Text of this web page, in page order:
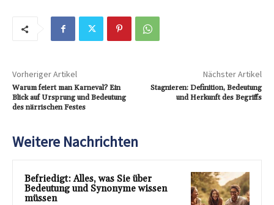
Vorheriger Artikel
Warum feiert man Karneval? Ein
Blick auf Ursprung und Bedeutung
des närrischen Festes
Nächster Artikel
Stagnieren: Definition, Bedeutung
und Herkunft des Begriffs
Weitere Nachrichten
Befriedigt: Alles, was Sie über
Bedeutung und Synonyme wissen
müssen